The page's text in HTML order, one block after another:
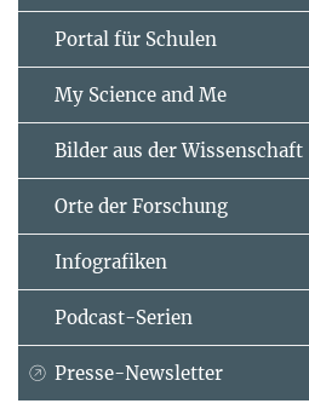
Portal für Schulen
My Science and Me
Bilder aus der Wissenschaft
Orte der Forschung
Infografiken
Podcast-Serien
Presse-Newsletter